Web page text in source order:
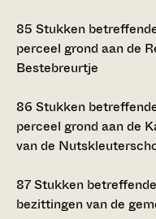
85 Stukken
perceel grond aan de
Bestebreurtje
86 Stukken
perceel grond aan de
van de
87Stukken
bezittingen van de